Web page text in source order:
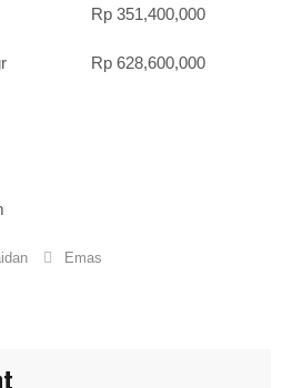
gr Rp 351,400,000
gr Rp 628,600,000
Emas